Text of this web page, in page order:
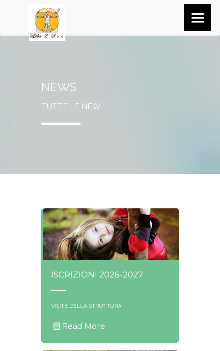
NEWS
TUTTE LE NEW
ISCRIZIONI 2026-2027
VISITE DELLA STRUTTURA
Read More